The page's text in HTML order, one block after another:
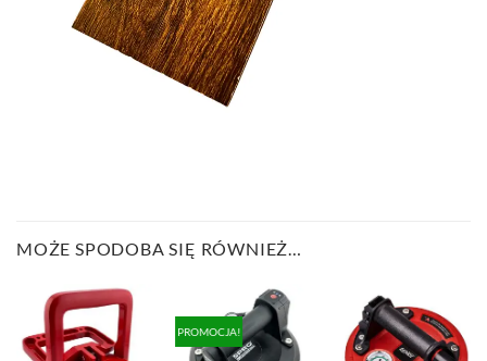
MOŻE SPODOBA SIĘ RÓWNIEŻ…
PROMOCJA!